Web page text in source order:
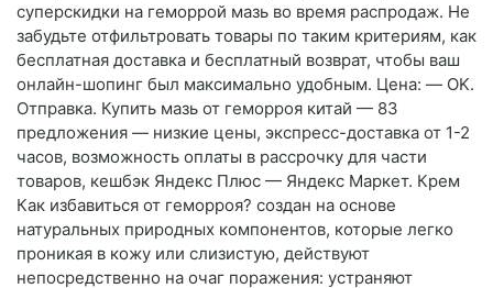
суперскидки на геморрой мазь во время распродаж. Не
забудьте отфильтровать товары по таким критериям, как
бесплатная доставка и бесплатный возврат, чтобы ваш
онлайн-шопинг был максимально удобным. Цена: — OK.
Отправка. Купить мазь от геморроя китай — 83
предложения — низкие цены, экспресс-доставка от 1-2
часов, возможность оплаты в рассрочку для части
товаров, кешбэк Яндекс Плюс — Яндекс Маркет. Крем
Как избавиться от геморроя? создан на основе
натуральных природных компонентов, которые легко
проникая в кожу или слизистую, действуют
непосредственно на очаг поражения: устраняют